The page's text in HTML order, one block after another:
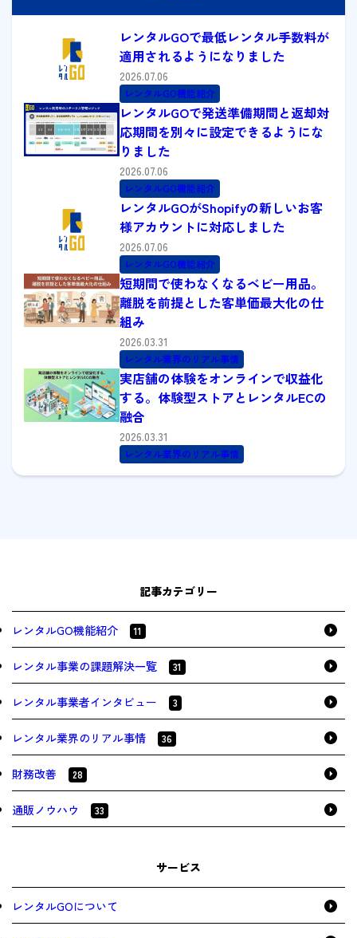
レンタルGOで最低レンタル手数料が
適用されるようになりました
2026.07.06
レンタルGO機能紹介
レンタルGOで発送準備期間と返却対
応期間を別々に設定できるようにな
りました
2026.07.06
レンタルGO機能紹介
レンタルGOがShopifyの新しいお客
様アカウントに対応しました
2026.07.06
レンタルGO機能紹介
短期間で使わなくなるベビー用品。
離脱を前提とした客単価最大化の仕
組み
2026.03.31
レンタル業界のリアル事情
実店舗の体験をオンラインで収益化
する。体験型ストアとレンタルECの
融合
2026.03.31
レンタル業界のリアル事情
記事カテゴリー
レンタルGO機能紹介 11
レンタル事業の課題解決一覧 31
レンタル事業者インタビュー 3
レンタル業界のリアル事情 36
財務改善 28
通販ノウハウ 33
サービス
レンタルGOについて